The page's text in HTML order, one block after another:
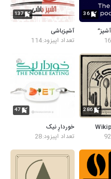
36
137
آشپزباشی
تعداد اپیزود:114
286
47
خوردارِ نیک
تعداد اپیزود:28